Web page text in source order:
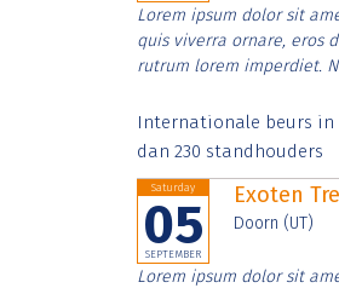
Lorem ipsum dolor sit
quis viverra ornare, eros
rutrum lorem imperdiet.
Internationale beurs in
dan 230 standhouders
Saturday
05
SEPTEMBER
Exoten
Doorn (UT)
Lorem ipsum dolor sit